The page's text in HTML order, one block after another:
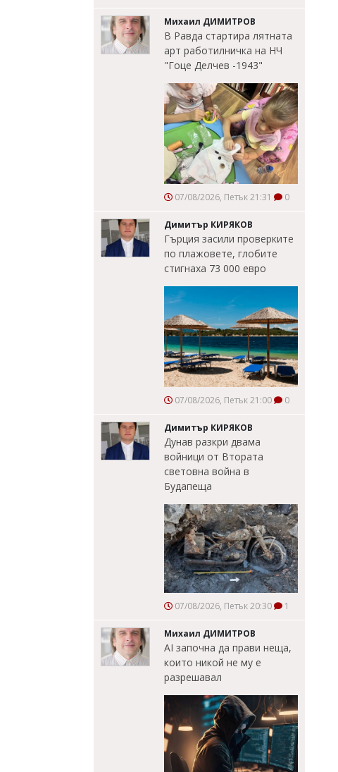
Михаил ДИМИТРОВ
В Равда стартира лятната
арт работилничка на НЧ
"Гоце Делчев -1943"
07/08/2026, Петък 21:31 0
Димитър КИРЯКОВ
Гърция засили проверките
по плажовете, глобите
стигнаха 73 000 евро
07/08/2026, Петък 21:00 0
Димитър КИРЯКОВ
Дунав разкри двама
войници от Втората
световна война в
Будапеща
07/08/2026, Петък 20:30 1
Михаил ДИМИТРОВ
AI започна да прави неща,
които никой не му е
разрешавал